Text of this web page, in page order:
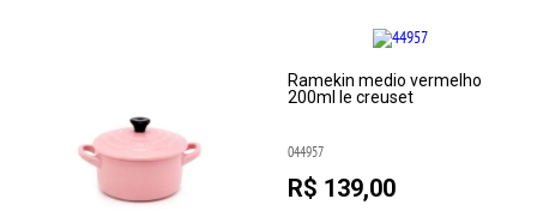
Ramekin medio vermelho
200ml le creuset
044957
R$ 139,00